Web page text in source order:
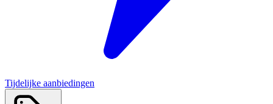
Tijdelijke aanbiedingen